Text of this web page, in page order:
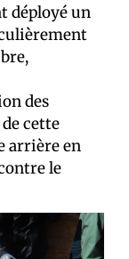
déployé un
des
cette
arrière en
le